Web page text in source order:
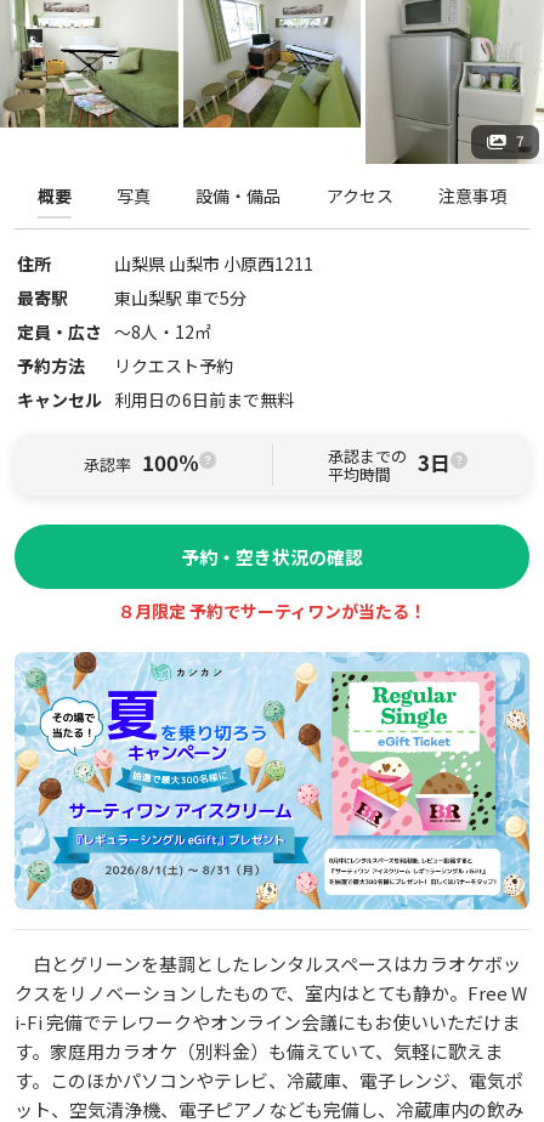
7
概要 写真 設備・備品 アクセス 注意事項
住所 山梨県 山梨市 小原西1211
最寄駅
東山梨駅 車で5分
定員・広さ 〜8人・ 12㎡
予約方法
リクエスト予約
キャンセル 利用日の6日前まで無料
承認率 100% 承認までの
平均時間 3日
予約・空き状況の確認
８月限定 予約でサーティワンが当たる！
白とグリーンを基調としたレンタルスペースはカラオケボッ
クスをリノベーションしたもので、室内はとても静か。Free W
i-Fi 完備でテレワークやオンライン会議にもお使いいただけま
す。家庭用カラオケ（別料金）も備えていて、気軽に歌えま
す。このほかパソコンやテレビ、冷蔵庫、電子レンジ、電気ポ
ット、空気清浄機、電子ピアノなども完備し、冷蔵庫内の飲み